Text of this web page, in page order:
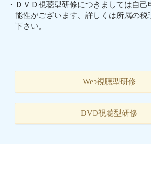
・ＤＶＤ視聴型研修につきましては自
能性がございます、詳しくは所属の税
下さい。
Web視聴型研修
DVD視聴型研修